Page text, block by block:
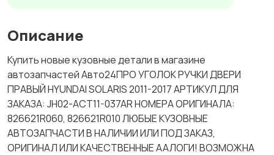
Описание
Купить новые кузовные детали в магазине
автозапчастей Авто24ПРО УГОЛОК РУЧКИ ДВЕРИ
ПРАВЫЙ HYUNDAI SOLARIS 2011-2017 АРТИКУЛ ДЛЯ
ЗАКАЗА: JH02-ACT11-037AR НОМЕРА ОРИГИНАЛА:
826621R060, 826621R010 ЛЮБЫЕ КУЗОВНЫЕ
АВТОЗАПЧАСТИ В НАЛИЧИИ ИЛИ ПОД ЗАКАЗ,
ОРИГИНАЛ ИЛИ КАЧЕСТВЕННЫЕ ААЛОГИ! ВОЗМОЖНА